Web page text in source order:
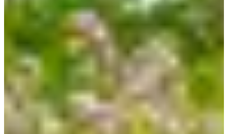
Đây được coi là một trong ba bãi biển đẹp nhất của Jeju. Ở cuối
phía tây của bãi biển, có một cây cầu được xây dựng trên mặt
nước, ngoài ra còn có khu vực cỏ để picnic, đường đi bộ ven
biển,...
Vách đá Daepo Jusangjeolli